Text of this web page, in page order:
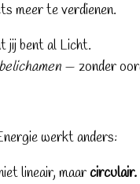
meer te verdienen.
jij bent al Licht.
belichamen— zonder
werkt anders:
lineair, maarcirculair.